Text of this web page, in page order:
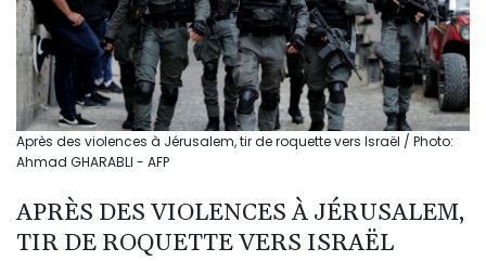
Après des violences à Jérusalem, tir de roquette vers Israël / Photo:
Ahmad GHARABLI - AFP
APRÈS DES VIOLENCES À JÉRUSALEM,
TIR DE ROQUETTE VERS ISRAËL